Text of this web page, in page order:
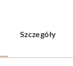
100%
wysokiej gęstości
Szczegóły